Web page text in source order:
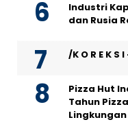
Industri
dan Rusia
/K O R E K
Pizza Hut
Tahun
Lingkungan